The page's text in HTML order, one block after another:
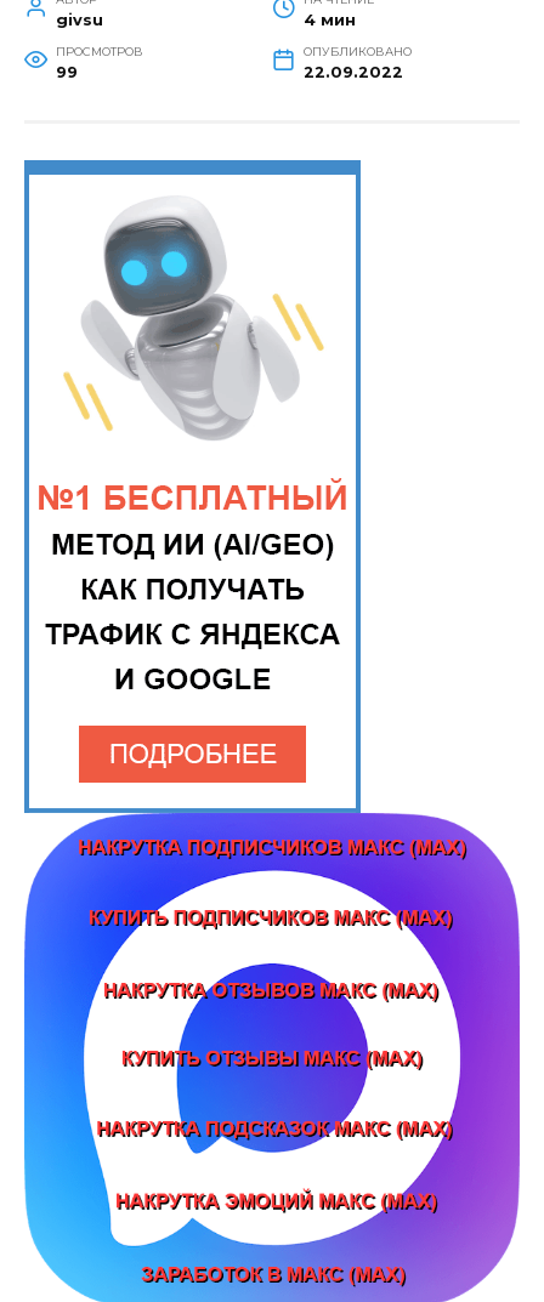
givsu 4 мин
ПРОСМОТРОВ
99
ОПУБЛИКОВАНО
22.09.2022